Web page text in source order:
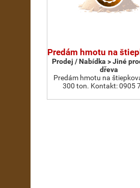
Predám hmotu na
Prodej / Nabídka > Jiné
dřeva
Predám hmotu na
300 ton. Kontakt: 0905